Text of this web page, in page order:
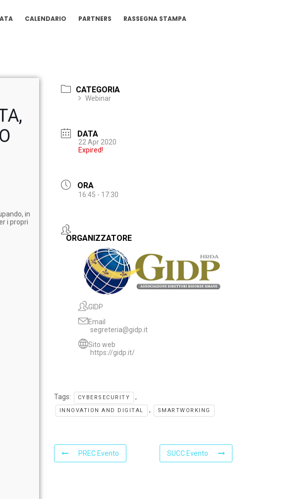
CALENDARIO PARTNERS RASSEGNA STAMPA
in
i propri
CATEGORIA
Webinar
DATA
22 Apr 2020
Expired!
ORA
16:45 - 17:30
ORGANIZZATORE
GIDP
Email
segreteria@gidp.it
Sito web
https://gidp.it/
Tags: CYBERSECURITY ,
INNOVATION AND DIGITAL , SMARTWORKING
PREC Evento SUCC Evento